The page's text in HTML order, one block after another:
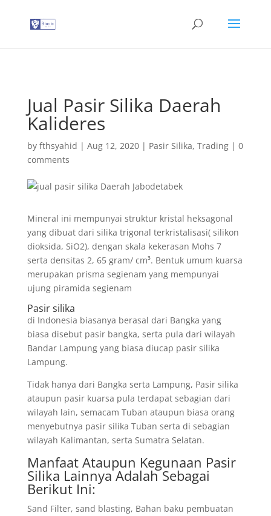
Jual Pasir Silika Daerah
Kalideres
by fthsyahid | Aug 12, 2020| Pasir Silika, Trading| 0
comments
Mineral ini mempunyai struktur kristal heksagonal
yang dibuat dari silika trigonal terkristalisasi( silikon
dioksida, SiO2), dengan skala kekerasan Mohs 7
serta densitas 2, 65 gram/ cm³. Bentuk umum kuarsa
merupakan prisma segienam yang mempunyai
ujung piramida segienam
Pasir silika
di Indonesia biasanya berasal dari Bangka yang
biasa disebut pasir bangka, serta pula dari wilayah
Bandar Lampung yang biasa diucap pasir silika
Lampung.
Tidak hanya dari Bangka serta Lampung, Pasir silika
ataupun pasir kuarsa pula terdapat sebagian dari
wilayah lain, semacam Tuban ataupun biasa orang
menyebutnya pasir silika Tuban serta di sebagian
wilayah Kalimantan, serta Sumatra Selatan.
Manfaat Ataupun Kegunaan Pasir
Silika Lainnya Adalah Sebagai
Berikut Ini:
Sand Filter, sand blasting, Bahan baku pembuatan